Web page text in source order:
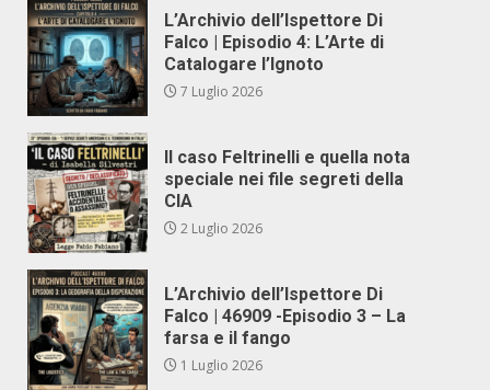
L’Archivio dell’Ispettore Di
Falco | Episodio 4: L’Arte di
Catalogare l’Ignoto
7 Luglio 2026
Il caso Feltrinelli e quella nota
speciale nei file segreti della
CIA
2 Luglio 2026
L’Archivio dell’Ispettore Di
Falco | 46909 -Episodio 3 – La
farsa e il fango
1 Luglio 2026